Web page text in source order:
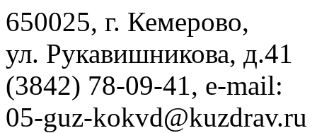
650025, г. Кемерово,
ул. Рукавишникова, д.41
(3842) 78-09-41, e-mail:
05-guz-kоkvd@kuzdrаv.ru